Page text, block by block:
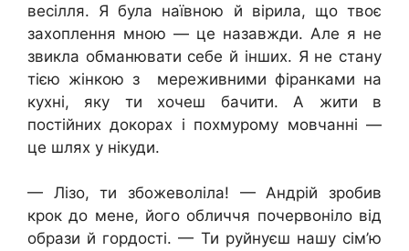
весілля. Я була наївною й вірила, що твоє
захоплення мною — це назавжди. Але я не
звикла обманювати себе й інших. Я не стану
тією жінкою з мереживними фіранками на
кухні, яку ти хочеш бачити. А жити в
постійних докорах і похмурому мовчанні —
це шлях у нікуди.
— Лізо, ти збожеволіла! — Андрій зробив
крок до мене, його обличчя почервоніло від
образи й гордості. — Ти руйнуєш нашу сім’ю